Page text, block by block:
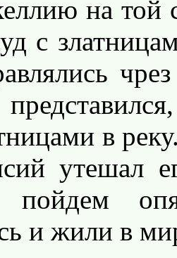
на той
с
в
утешал
пойдем
и жили в